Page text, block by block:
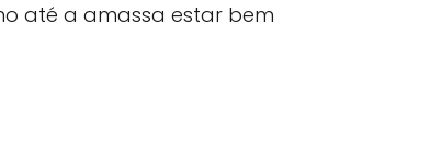
até a amassa estar bem